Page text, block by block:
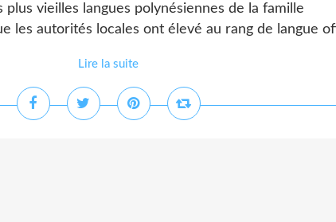
plus vieilles langues polynésiennes de la famille
les autorités locales ont élevé au rang de langue
Lire la suite